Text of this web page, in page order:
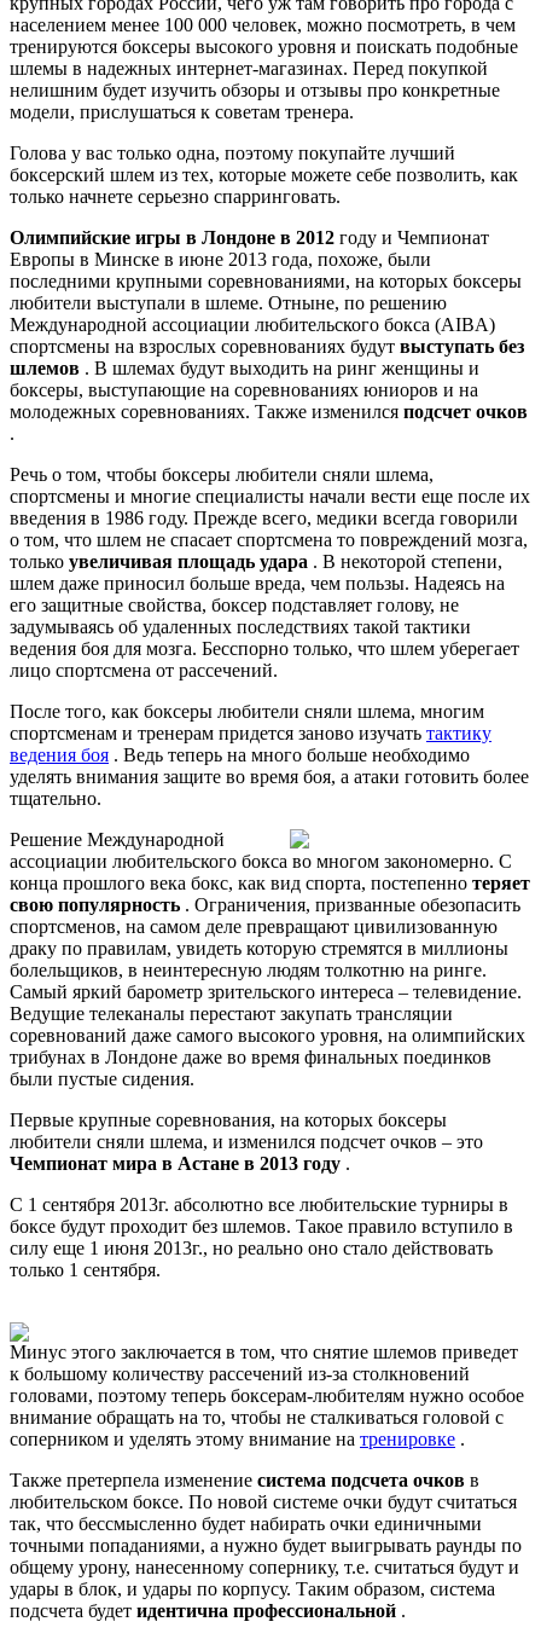
населением менее 100 000 человек, можно посмотреть, в чем
тренируются боксеры высокого уровня и поискать подобные
шлемы в надежных интернет-магазинах. Перед покупкой
нелишним будет изучить обзоры и отзывы про конкретные
модели, прислушаться к советам тренера.
Голова у вас только одна, поэтому покупайте лучший
боксерский шлем из тех, которые можете себе позволить, как
только начнете серьезно спарринговать.
Олимпийские игры в Лондоне в 2012 году и Чемпионат
Европы в Минске в июне 2013 года, похоже, были
последними крупными соревнованиями, на которых боксеры
любители выступали в шлеме. Отныне, по решению
Международной ассоциации любительского бокса (AIBA)
спортсмены на взрослых соревнованиях будут выступать без
шлемов . В шлемах будут выходить на ринг женщины и
боксеры, выступающие на соревнованиях юниоров и на
молодежных соревнованиях. Также изменился подсчет очков
.
Речь о том, чтобы боксеры любители сняли шлема,
спортсмены и многие специалисты начали вести еще после их
введения в 1986 году. Прежде всего, медики всегда говорили
о том, что шлем не спасает спортсмена то повреждений мозга,
только увеличивая площадь удара . В некоторой степени,
шлем даже приносил больше вреда, чем пользы. Надеясь на
его защитные свойства, боксер подставляет голову, не
задумываясь об удаленных последствиях такой тактики
ведения боя для мозга. Бесспорно только, что шлем уберегает
лицо спортсмена от рассечений.
После того, как боксеры любители сняли шлема, многим
спортсменам и тренерам придется заново изучать тактику
ведения боя . Ведь теперь на много больше необходимо
уделять внимания защите во время боя, а атаки готовить более
тщательно.
Решение Международной
ассоциации любительского бокса во многом закономерно. С
конца прошлого века бокс, как вид спорта, постепенно теряет
свою популярность . Ограничения, призванные обезопасить
спортсменов, на самом деле превращают цивилизованную
драку по правилам, увидеть которую стремятся в миллионы
болельщиков, в неинтересную людям толкотню на ринге.
Самый яркий барометр зрительского интереса – телевидение.
Ведущие телеканалы перестают закупать трансляции
соревнований даже самого высокого уровня, на олимпийских
трибунах в Лондоне даже во время финальных поединков
были пустые сидения.
Первые крупные соревнования, на которых боксеры
любители сняли шлема, и изменился подсчет очков – это
Чемпионат мира в Астане в 2013 году .
С 1 сентября 2013г. абсолютно все любительские турниры в
боксе будут проходит без шлемов. Такое правило вступило в
силу еще 1 июня 2013г., но реально оно стало действовать
только 1 сентября.
Минус этого заключается в том, что снятие шлемов приведет
к большому количеству рассечений из-за столкновений
головами, поэтому теперь боксерам-любителям нужно особое
внимание обращать на то, чтобы не сталкиваться головой с
соперником и уделять этому внимание на тренировке .
Также претерпела изменение система подсчета очков в
любительском боксе. По новой системе очки будут считаться
так, что бессмысленно будет набирать очки единичными
точными попаданиями, а нужно будет выигрывать раунды по
общему урону, нанесенному сопернику, т.е. считаться будут и
удары в блок, и удары по корпусу. Таким образом, система
подсчета будет идентична профессиональной .